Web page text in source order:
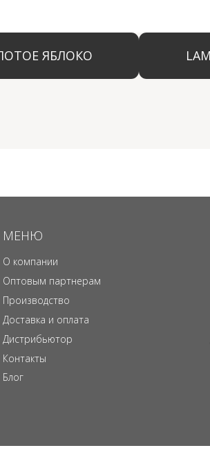
МЕНЮ
О компании
Производство
Оптовым партнерам
Контакты
Дистрибьютор
Доставка и оплата
Блог